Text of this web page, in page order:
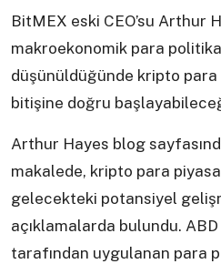
BitMEX eski CEO’su Arthur
makroekonomik para
düşünüldüğünde kripto para
bitişine doğru
Arthur Hayes blog
makalede, kripto para
gelecekteki potansiyel
açıklamalarda bulundu.
tarafından uygulanan para